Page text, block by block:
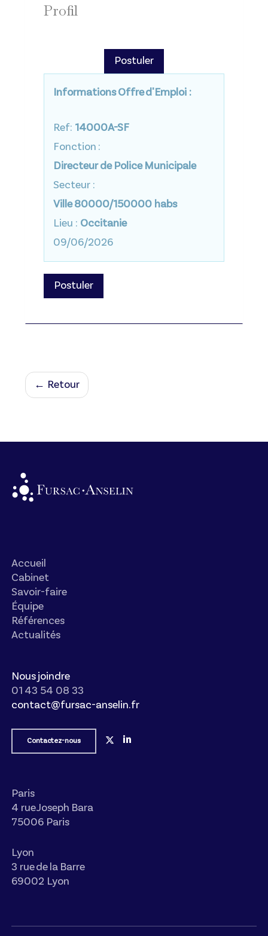
Profil
Postuler
Informations Offre d'Emploi :
Ref: 14000A-SF
Fonction :
Directeur de Police Municipale
Secteur :
Ville 80000/150000 habs
Lieu : Occitanie
09/06/2026
Postuler
← Retour
Accueil
Cabinet
Savoir-faire
Équipe
Références
Actualités
Nous joindre
01 43 54 08 33
contact@fursac-anselin.fr
Contactez-nous
Paris
4 rue Joseph Bara
75006 Paris
Lyon
3 rue de la Barre
69002 Lyon